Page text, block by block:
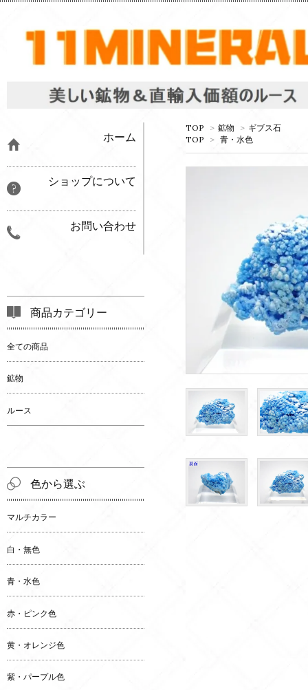
TOP > 鉱物 > ギブス石
TOP
> 青・水色
ホーム
ショップについて
お問い合わせ
商品カテゴリー
全ての商品
鉱物
ルース
色から選ぶ
マルチカラー
白・無色
青・水色
赤・ピンク色
黄・オレンジ色
紫・パープル色